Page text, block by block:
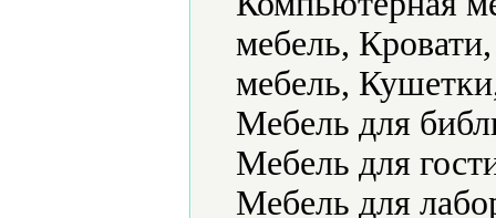
мебель,
мебель,
Мебель для
Мебель для
Мебель для